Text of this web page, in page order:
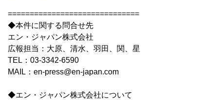
==============================
◆本件に関する問合せ先
エン・ジャパン株式会社
広報担当：大原、清水、羽田、関、星
TEL：03-3342-6590
MAIL：en-press@en-japan.com
◆エン・ジャパン株式会社について